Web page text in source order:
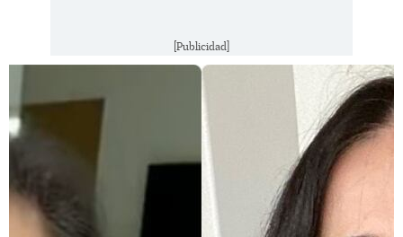
[Publicidad]